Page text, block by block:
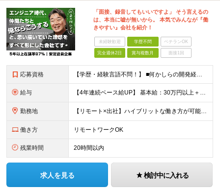
「面接、録音してもいいですよ」 そう言えるの
は、本当に嘘が無いから。 本気でみんなが『働
きやすい』会社を紹介！
未経験歓迎 学歴不問 ベテランOK
完全週休2日 賞与複数月 面接1回
応募資格 【学歴・経験言語不問！】 ■何かしらの開発経験をお持ちの方 ■SESにおいて自走してプロジェクトに参画したご経験をお持ちの方 ≪当求人では当社評価基準【J2】相当のご経験者様を募集しています≫ 当社
給与 【4年連続ベース給UP】 基本給：30万円以上＋残業代(全額)＋各種手当 ※みなし残業なし ※基本給は経験や前職の給与を十分に考慮します ※交通費別途支給 ※6ヶ月間の試用期間があります（給与・待遇は
勤務地 【リモート×出社】ハイブリットな働き方が可能！ 東京、神奈川、埼玉、千葉のプロジェクト先 ■本社 神奈川県横浜市神奈川区栄町3-12 パシフィックマークス横浜イースト6F ■事業所(東京都最寄駅のみ
働き方 リモートワークOK
残業時間 20時間以内
求人を見る 検討中に入れる